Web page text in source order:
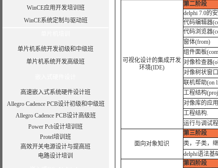
WinCE应用开发培训班
WinCE系统定制与驱动班
单片机系统开发初级和中级班
单片机系统开发高级班
高速嵌入式系统硬件设计班
Allegro Cadence PCB设计初级和中级班
Allegro Cadence PCB设计高级班
Power Pcb设计培训班
Protel培训班
高效开关电源设计与提高班
电路设计培训
可视化设计的集成开发
环境(IDE)
第二阶段
delphi 7.0的
代码编辑器
代码浏览器
窗体(from)
组件面板
对像检查器
对像树状窗
联机帮助(on
工程结构
对像库的应用
工程结构.
运行与调试
面向对象知识
第三阶段
类，子类，
delphi语法基
第四阶段